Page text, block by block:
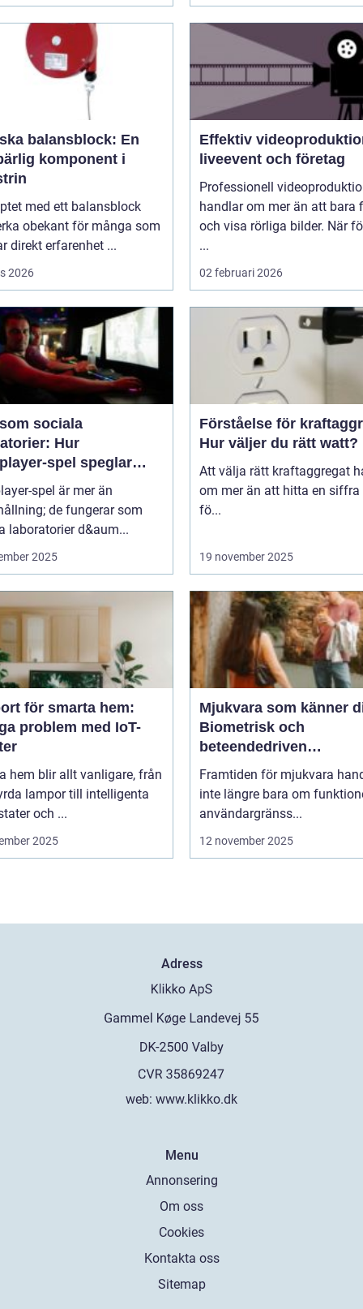
balansblock: En
komponent i
med ett balansblock
obekant för många som
direkt erfarenhet ...
2026
Effektiv
liveevent och företag
Professionell
handlar om mer än att bara
och visa rörliga bilder. När
...
02 februari 2026
sociala
Hur
spel speglar
beteende
spel är mer än
de fungerar som
laboratorier d&aum...
2025
Förståelse för
Hur väljer du rätt watt?
Att välja rätt kraftaggregat
om mer än att hitta en siffra
fö...
19 november 2025
för smarta hem:
problem med IoT-
hem blir allt vanligare, från
lampor till intelligenta
och ...
2025
Mjukvara som känner
Biometrisk och
beteendedriven
personalisering
Framtiden för mjukvara
inte längre bara om
användargränss...
12 november 2025
Adress
web: www.klikko.dk
Menu
Annonsering
Om oss
Cookies
Kontakta oss
Sitemap